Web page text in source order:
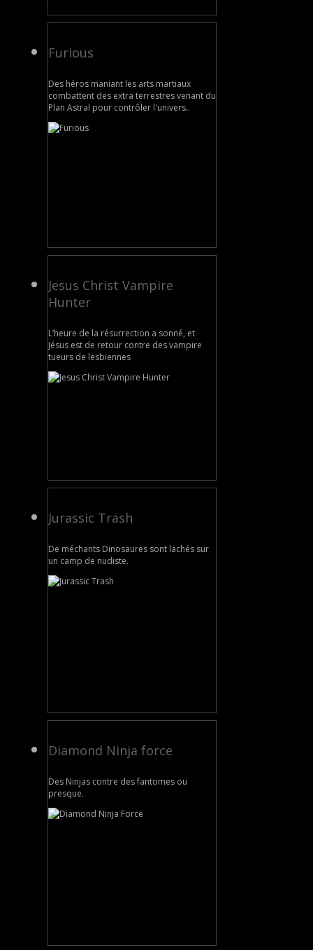
Furious
Des héros maniant les arts martiaux
combattent des extra terrestres venant du
Plan Astral pour contrôler l'univers..
Jesus Christ Vampire
Hunter
L’heure de la résurrection a sonné, et
Jésus est de retour contre des vampire
tueurs de lesbiennes
Jurassic Trash
De méchants Dinosaures sont lachés sur
un camp de nudiste.
Diamond Ninja force
Des Ninjas contre des fantomes ou
presque.